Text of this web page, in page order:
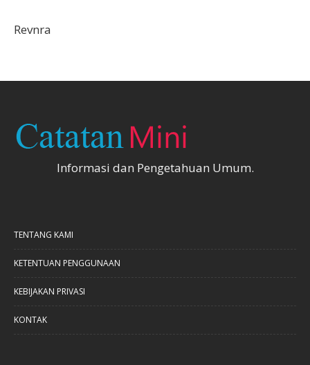
Revnra
Informasi dan Pengetahuan Umum.
TENTANG KAMI
KETENTUAN PENGGUNAAN
KEBIJAKAN PRIVASI
KONTAK